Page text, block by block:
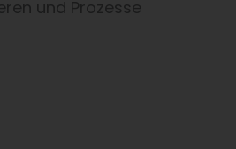
und Prozesse